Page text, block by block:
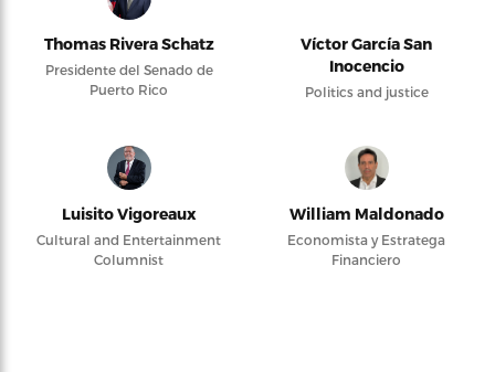
Thomas Rivera Schatz
Presidente del Senado de
Puerto Rico
Víctor García San
Inocencio
Politics and justice
Luisito Vigoreaux
Cultural and Entertainment
Columnist
William Maldonado
Economista y Estratega
Financiero